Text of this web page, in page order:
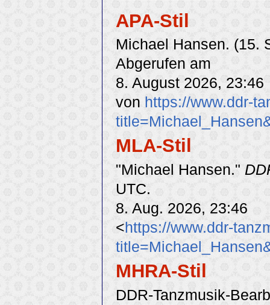
APA-Stil
Michael Hansen. (15.
Abgerufen am
8. August 2026, 23:46
von https://www.ddr-
MLA-Stil
"Michael Hansen."
UTC.
8. Aug. 2026, 23:46
<https://www.ddr-
MHRA-Stil
DDR-Tanzmusik-